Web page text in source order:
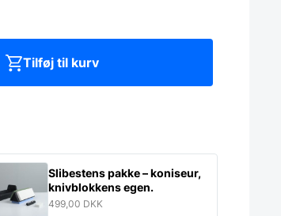
Tilføj til kurv
Slibestens pakke – koniseur,
knivblokkens egen.
499,00 DKK